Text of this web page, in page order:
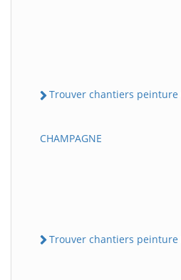
Trouver chantiers peinture
CHAMPAGNE
Trouver chantiers peinture